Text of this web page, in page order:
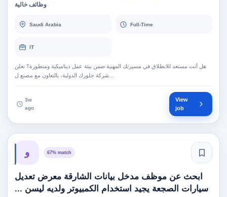
وظائف خالية
Saudi Arabia Full-Time
IT
هل أنت مستعد للانطلاق في مسيرتك المهنية ضمن بيئة عمل ديناميكية ومتطورة؟ تعلن
3w
ago
View
job
و 67% match
ابحث عن موظف مدخل بيانات الشارقة معرض تعديل
سيارات الصجعة يجيد استخدام الكمبيوتر ولديه ليسن ...